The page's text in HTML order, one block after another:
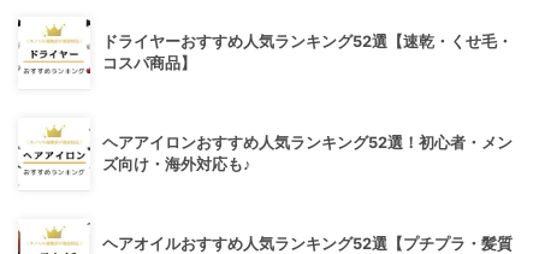
ドライヤーおすすめ人気ランキング52選【速乾・くせ毛・
コスパ商品】
ヘアアイロンおすすめ人気ランキング52選！初心者・メン
ズ向け・海外対応も♪
ヘアオイルおすすめ人気ランキング52選【プチプラ・髪質